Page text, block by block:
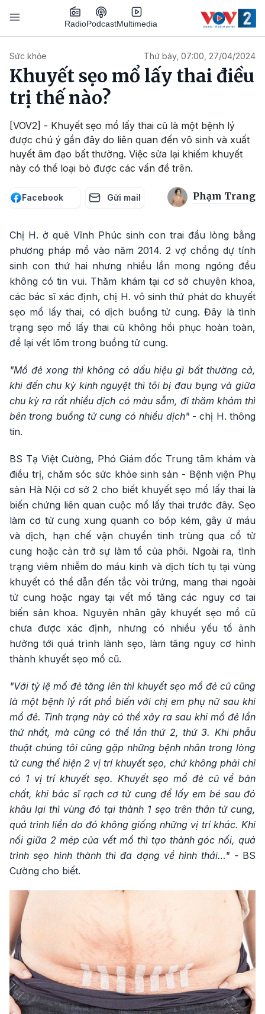
Nhảy đến nội dung
RadioPodcastMultimedia
Sức khỏe Thứ bảy, 07:00, 27/04/2024
Khuyết sẹo mổ lấy thai điều
trị thế nào?
[VOV2] - Khuyết sẹo mổ lấy thai cũ là một bệnh lý
được chú ý gần đây do liên quan đến vô sinh và xuất
huyết âm đạo bất thường. Việc sửa lại khiếm khuyết
này có thể loại bỏ được các vấn đề trên.
Facebook Gửi mail Phạm Trang
Chị H. ở quê Vĩnh Phúc sinh con trai đầu lòng bằng
phương pháp mổ vào năm 2014. 2 vợ chồng dự tính
sinh con thứ hai nhưng nhiều lần mong ngóng đều
không có tin vui. Thăm khám tại cơ sở chuyên khoa,
các bác sĩ xác định, chị H. vô sinh thứ phát do khuyết
sẹo mổ lấy thai, có dịch buồng tử cung. Đây là tình
trạng sẹo mổ lấy thai cũ không hồi phục hoàn toàn,
để lại vết lõm trong buồng tử cung.
"Mổ đẻ xong thì không có dấu hiệu gì bất thường cả,
khi đến chu kỳ kinh nguyệt thì tôi bị đau bụng và giữa
chu kỳ ra rất nhiều dịch có màu sẫm, đi thăm khám thì
bên trong buồng tử cung có nhiều dịch"- chị H. thông
tin.
BS Tạ Việt Cường, Phó Giám đốc Trung tâm khám và
điều trị, chăm sóc sức khỏe sinh sản - Bệnh viện Phụ
sản Hà Nội cơ sở 2 cho biết khuyết sẹo mổ lấy thai là
biến chứng liên quan cuộc mổ lấy thai trước đây. Sẹo
làm cơ tử cung xung quanh co bóp kém, gây ứ máu
và dịch, hạn chế vận chuyển tinh trùng qua cổ tử
cung hoặc cản trở sự làm tổ của phôi. Ngoài ra, tình
trạng viêm nhiễm do máu kinh và dịch tích tụ tại vùng
khuyết có thể dẫn đến tắc vòi trứng, mang thai ngoài
tử cung hoặc ngay tại vết mổ tăng các nguy cơ tai
biến sản khoa. Nguyên nhân gây khuyết sẹo mổ cũ
chưa được xác định, nhưng có nhiều yếu tố ảnh
hưởng tới quá trình lành sẹo, làm tăng nguy cơ hình
thành khuyết sẹo mổ cũ.
"Với tỷ lệ mổ đẻ tăng lên thì khuyết sẹo mổ đẻ cũ cũng
là một bệnh lý rất phổ biến với chị em phụ nữ sau khi
mổ đẻ. Tình trạng này có thể xảy ra sau khi mổ đẻ lần
thứ nhất, mà cũng có thể lần thứ 2, thứ 3. Khi phẫu
thuật chúng tôi cũng gặp những bệnh nhân trong lòng
tử cung thể hiện 2 vị trí khuyết sẹo, chứ không phải chỉ
có 1 vị trí khuyết sẹo. Khuyết sẹo mổ đẻ cũ về bản
chất, khi bác sĩ rạch cơ tử cung để lấy em bé sau đó
khâu lại thì vùng đó tại thành 1 sẹo trên thân tử cung,
quá trình liền do đó không giống những vị trí khác. Khi
nối giữa 2 mép của vết mổ thì tạo thành góc nối, quá
trình sẹo hình thành thì đa dạng về hình thái…" - BS
Cường cho biết.